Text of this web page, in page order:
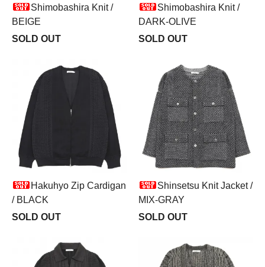
Shimobashira Knit /
BEIGE
SOLD OUT
Shimobashira Knit /
DARK-OLIVE
SOLD OUT
Hakuhyo Zip Cardigan
/ BLACK
SOLD OUT
Shinsetsu Knit Jacket /
MIX-GRAY
SOLD OUT